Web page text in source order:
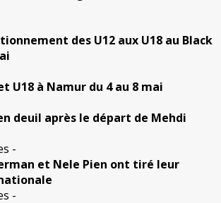
des U12 aux U18 au Black
U18 à Namur du 4 au 8 mai
deuil après le départ de Mehdi
-
et Nele Pien ont tiré leur
-